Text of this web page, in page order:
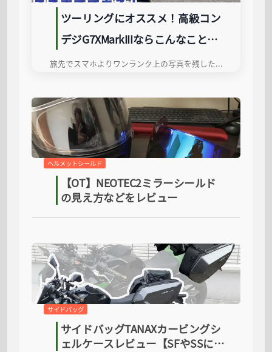
ツーリングにオススメ！高級コン
デジG7XMarkIIIならこんなことが
できる！
旅先でスマホよりワンランク上の写真を残したい人必見！愛用中の高級コンデジ「Canon G7XMarkIII」を徹底レビュー。夜間撮影や自撮りでの実力、スマホにはない操作性のよさなど、バイク旅はもちろん日常使いにも最適な理由を詳しく解説します。
ヘルメットシールド
【OT】NEOTEC2ミラーシールド
の見え方などをレビュー
サイドバッグ
サイドバッグTANAXカービングシ
ェルケースレビュー【SFやSSにオ